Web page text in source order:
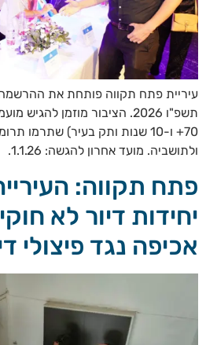
עיריית פתח תקווה פותחת את
תשפ"ו 2026. הציבור מוזמן
70+ ו-10 שנות ותק בעיר)
ולתושביה. מועד אחרון להגשה: 1.1.26.
יחידות דיור לא
אכיפה נגד פיצולי